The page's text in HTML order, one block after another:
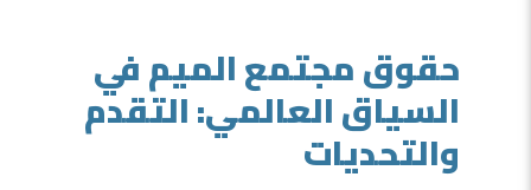
حقوق مجتمع الميم في
السياق العالمي: التقدم
والتحديات